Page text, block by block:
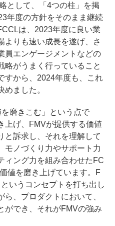
として、「4つの柱」を掲
年度の方針をそのまま継続
は、2023年度に良い業
よりも速い成長を遂げ、さ
員エンゲージメントなどの
略がうまく行っていること
すから、2024年度も、これ
ました。
磨きこむ」という点で
上げ、FMVが提供する価値
と訴求し、それを理解して
モノづくり力やサポート力
ィング力を組み合わせたFC
値を磨き上げています。F
いうコンセプトを打ち出し
、プロダクトにおいて、
ができ、それがFMVの強み